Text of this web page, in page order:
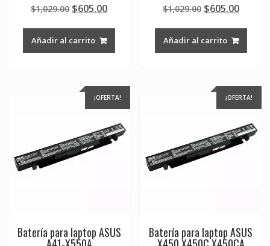
5.00
de 5
$1,029.00 Original
was:
$1,029.00.
$605.00Current
Añadir al carrito
5.00
de 5
$1,029.00 Original
was:
$1,029.00.
$605.00
Añadir al carrito
¡OFERTA!
Batería para laptop ASUS
¡OFERTA!
Batería para laptop ASUS